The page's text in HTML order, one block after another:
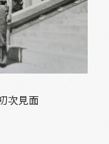
次見面